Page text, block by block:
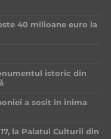
40 milioane euro la
istoric din
a sosit în inima
17, la Palatul Culturii din